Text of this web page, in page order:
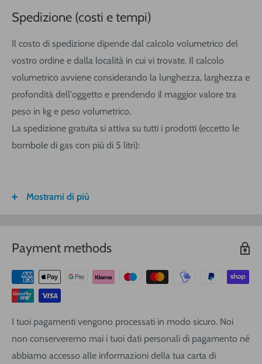
Spedizione (costi e tempi)
Il costo di spedizione dipende dal calcolo volumetrico del
vostro ordine e dalla località in cui vi trovate. Il calcolo
volumetrico avviene considerando la lunghezza, larghezza e
profondità dell'oggetto e prendendo il maggior valore tra
peso in kg e peso volumetrico.
La spedizione gratuita si attiva su tutti i prodotti (eccetto le
bombole di gas con più di 5 litri):
FASCIA DI
1-3(kg o m3 € 8,90 € 10,40 € 10,40
3-5(kg o
5-10(kg om 3) € 11,25 € 14,20 € 17,10
10-20 € 16,20 € 19,00 € 22,80
Mostrami di più
Payment methods
I tuoi pagamenti vengono processati in modo sicuro. Noi
non conserveremo mai i tuoi dati personali di pagamento né
abbiamo accesso alle informazioni della tua carta di